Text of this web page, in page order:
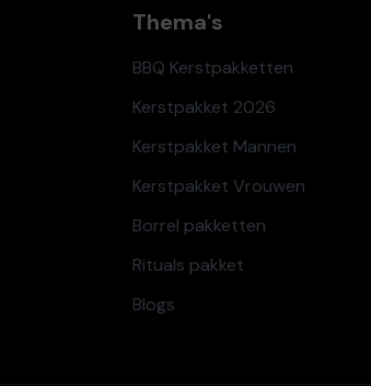
Thema's
BBQ Kerstpakketten
Kerstpakket 2026
Kerstpakket Mannen
Kerstpakket Vrouwen
Borrel pakketten
Rituals pakket
Blogs